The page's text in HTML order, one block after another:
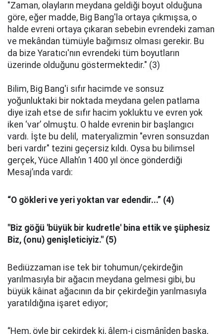
"Zaman, olayların meydana geldiği boyut olduğuna
göre, eğer madde, Big Bang'la ortaya çıkmışsa, o
halde evreni ortaya çıkaran sebebin evrendeki zaman
ve mekândan tümüyle bağımsız olması gerekir. Bu
da bize Yaratıcı'nın evrendeki tüm boyutların
üzerinde olduğunu göstermektedir." (3)
Bilim, Big Bang'i sıfır hacimde ve sonsuz
yoğunluktaki bir noktada meydana gelen patlama
diye izah etse de sıfır hacim yokluktu ve evren yok
iken ‘var’ olmuştu. O halde evrenin bir başlangıcı
vardı. İşte bu delil, materyalizmin "evren sonsuzdan
beri vardır" tezini geçersiz kıldı. Oysa bu bilimsel
gerçek, Yüce Allah’ın 1400 yıl önce gönderdiği
Mesaj’ında vardı:
“O gökleri ve yeri yoktan var edendir...” (4)
"Biz göğü 'büyük bir kudretle' bina ettik ve şüphesiz
Biz, (onu) genişleticiyiz." (5)
Bediüzzaman ise tek bir tohumun/çekirdeğin
yarılmasıyla bir ağacın meydana gelmesi gibi, bu
büyük kâinat ağacının da bir çekirdeğin yarılmasıyla
yaratıldığına işaret ediyor;
“Hem, öyle bir çekirdek ki, âlem-i cismânîden başka,